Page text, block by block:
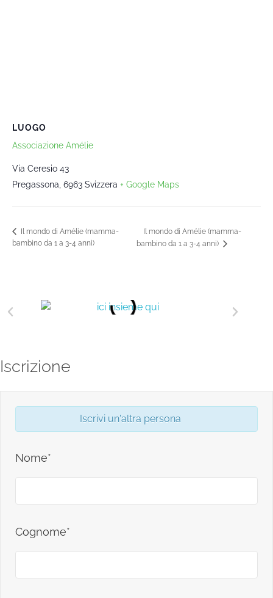
LUOGO
Associazione Amélie
Via Ceresio 43
Pregassona 6963 Svizzera + Google Maps
Il mondo di Amélie (mamma-
bambino da 1 a 3-4 anni)
Il mondo di Amélie (mamma-
bambino da 1 a 3-4 anni)
Iscrizione
Iscrivi un'altra persona
Nome*
Cognome*